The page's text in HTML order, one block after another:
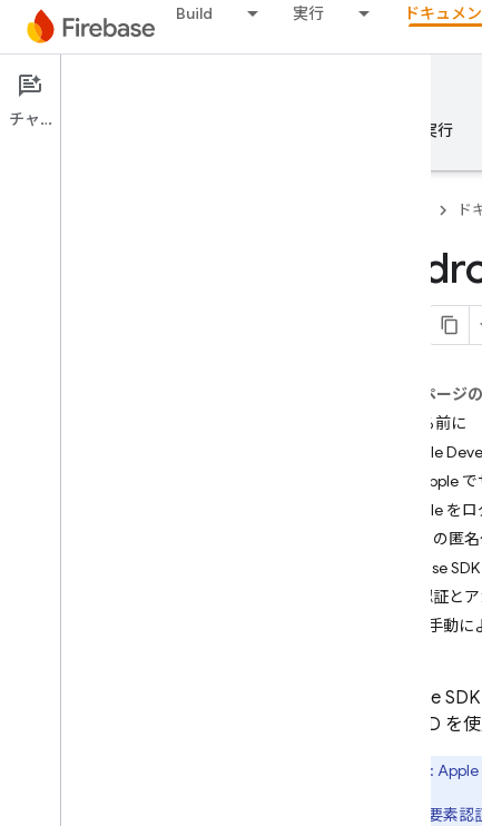
Build 実行 ドキュメ
ドキュメント
概要 実行
ド
このページ
始める前に
Apple
「Apple
Apple を
Apple の匿
Firebase
再認証と
高度: 手動
Firebase
Apple ID を
:
2 要素
チャット